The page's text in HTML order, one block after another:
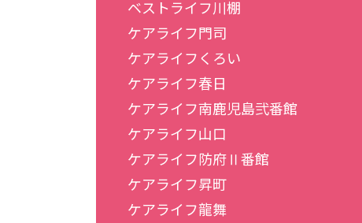
ベストライフ川棚
ケアライフ門司
ケアライフくろい
ケアライフ春日
ケアライフ南鹿児島弐番館
ケアライフ山口
ケアライフ防府Ⅱ番館
ケアライフ昇町
ケアライフ龍舞